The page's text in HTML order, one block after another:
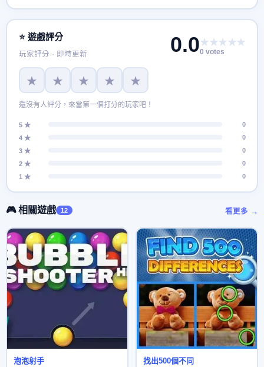
⭐ 遊戲評分
玩家評分 · 即時更新 0.0★★★★★
0 votes
★ ★ ★ ★ ★
還沒有人評分，來當第一個打分的玩家吧！
5 ★
0
4 ★
0
3 ★
0
2 ★
0
1 ★
0
🎮 相關遊戲 12 看更多 →
泡泡射手 找出500個不同